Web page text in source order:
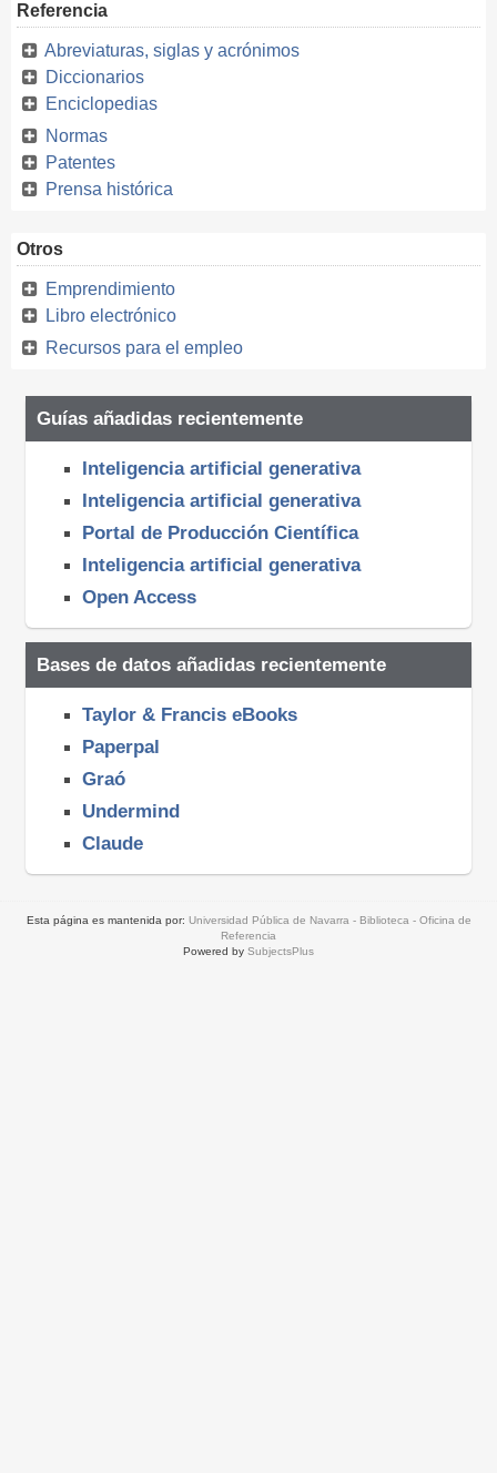
Referencia
Abreviaturas, siglas y acrónimos
Diccionarios
Enciclopedias
Normas
Patentes
Prensa histórica
Otros
Emprendimiento
Libro electrónico
Recursos para el empleo
Guías añadidas recientemente
Inteligencia artificial generativa
Inteligencia artificial generativa
Portal de Producción Científica
Inteligencia artificial generativa
Open Access
Bases de datos añadidas recientemente
Taylor & Francis eBooks
Paperpal
Graó
Undermind
Claude
Esta página es mantenida por: Universidad Pública de Navarra - Biblioteca - Oficina de
Referencia
Powered by SubjectsPlus